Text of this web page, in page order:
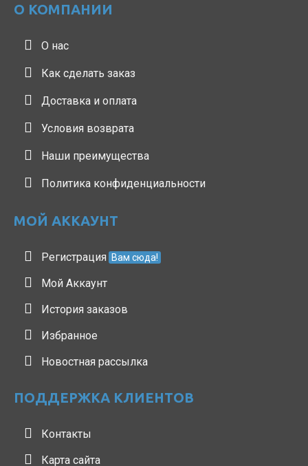
О КОМПАНИИ
О нас
Как сделать заказ
Доставка и оплата
Условия возврата
Наши преимущества
Политика конфиденциальности
МОЙ АККАУНТ
Регистрация Вам сюда!
Мой Аккаунт
История заказов
Избранное
Новостная рассылка
ПОДДЕРЖКА КЛИЕНТОВ
Контакты
Карта сайта